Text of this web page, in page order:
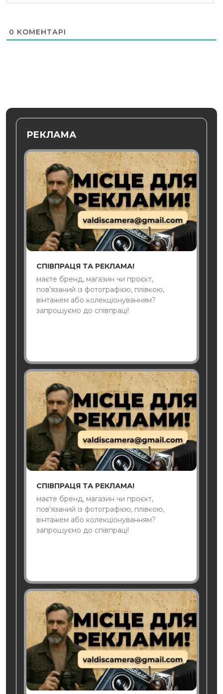
0 КОМЕНТАРІ
РЕКЛАМА
СПІВПРАЦЯ ТА РЕКЛАМА!
маєте бренд, магазин чи проєкт,
пов’язаний із фотографією, плівкою,
вінтажем або колекціонуванням?
запрошуємо до співпраці!
СПІВПРАЦЯ ТА РЕКЛАМА!
маєте бренд, магазин чи проєкт,
пов’язаний із фотографією, плівкою,
вінтажем або колекціонуванням?
запрошуємо до співпраці!